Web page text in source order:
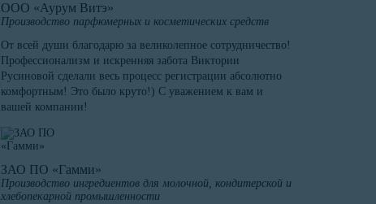
ООО «Аурум Витэ»
Производство парфюмерных и косметических средств
От всей души благодарю за великолепное сотрудничество!
Профессионализм и искренняя забота Виктории
Русиновой сделали весь процесс регистрации абсолютно
комфортным! Это было круто!) С уважением к вам и
вашей компании!
ЗАО ПО «Гамми»
Производство ингредиентов для молочной, кондитерской и
хлебопекарной промышленности